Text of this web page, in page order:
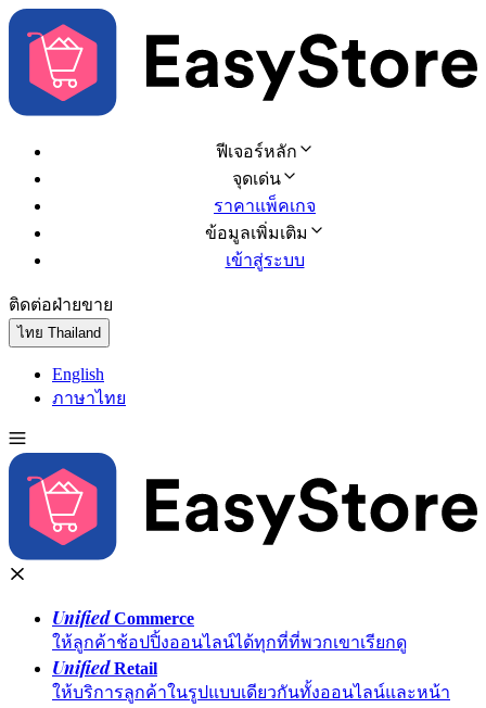
ฟีเจอร์หลัก
จุดเด่น
ราคาแพ็คเกจ
ข้อมูลเพิ่มเติม
เข้าสู่ระบบ
ติดต่อฝ่ายขาย
ไทย Thailand
English
ภาษาไทย
UnifiedCommerce
ให้ลูกค้าช้อปปิ้งออนไลน์ได้ทุกที่ที่พวกเขาเรียกดู
UnifiedRetail
ให้บริการลูกค้าในรูปแบบเดียวกันทั้งออนไลน์และหน้า